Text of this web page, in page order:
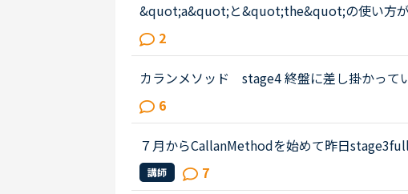
&quot;a&quot;と&quot;the&quot;の使い方が
ください。カラン９です770 The
excuse&quot;(n) is that &quot;excus...
2
カランメソッド stage4 終盤に差し掛かって
くつか疑問があります。教えていただけると
し訳ありません。1、これまで、stag...
6
７月からCallanMethodを始めて昨日
平均Lesson数程度で終えたのですが、stage3
す。毎日2コマLessonを受講し、Les...
講師 7